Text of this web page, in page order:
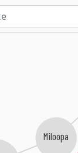
Miloopa